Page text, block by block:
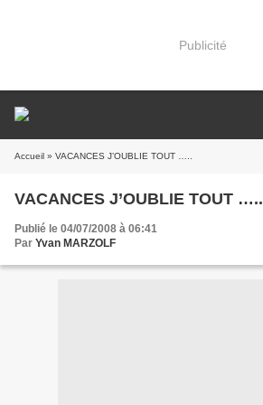
Publicité
Accueil » VACANCES J’OUBLIE TOUT …..
VACANCES J’OUBLIE TOUT …..
Publié le 04/07/2008 à 06:41
Par Yvan MARZOLF